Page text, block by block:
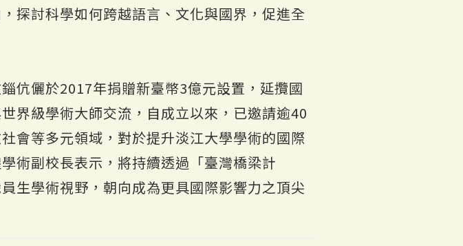
探討科學如何跨越語言、文化與國界，促進全
伉儷於2017年捐贈新臺幣3億元設置，延攬國
界級學術大師交流，自成立以來，已邀請逾40
會等多元領域，對於提升淡江大學學術的國際
術副校長表示，將持續透過「臺灣橋梁計
生學術視野，朝向成為更具國際影響力之頂尖